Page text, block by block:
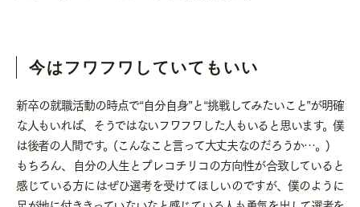
今はフワフワしていてもいい
新卒の就職活動の時点で“自分自身”と“挑戦してみたいこと”が明確
な人もいれば、そうではないフワフワした人もいると思います。僕
は後者の人間です。(こんなこと言って大丈夫なのだろうか…。)
もちろん、自分の人生とプレコチリコの方向性が合致していると
感じている方にはぜひ選考を受けてほしいのですが、僕のように